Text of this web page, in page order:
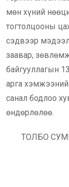
мөн хүний
тогтолцооны
сэдвээр
заавар,
байгууллагын
арга хэмжээний
санал бодлоо
өндөрлөлөө.
ТОЛБО